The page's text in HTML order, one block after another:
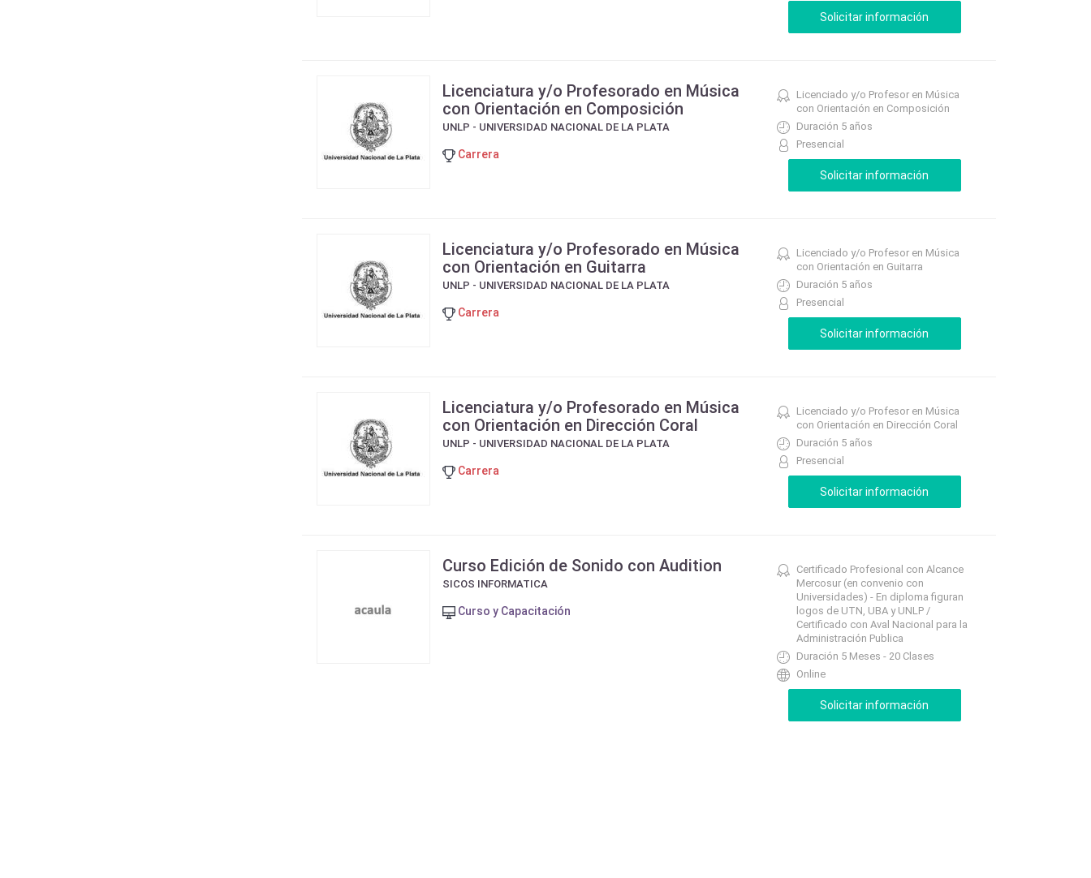
Licenciatura y/o Profesorado en Música
con Orientación en Composición
UNLP - UNIVERSIDAD NACIONAL DE LA PLATA
Carrera
Licenciado y/o Profesor en Música
con Orientación en Composición
Duración 5 años
Presencial
Licenciatura y/o Profesorado en Música
con Orientación en Guitarra
UNLP - UNIVERSIDAD NACIONAL DE LA PLATA
Carrera
Licenciado y/o Profesor en Música
con Orientación en Guitarra
Duración 5 años
Presencial
Licenciatura y/o Profesorado en Música
con Orientación en Dirección Coral
UNLP - UNIVERSIDAD NACIONAL DE LA PLATA
Carrera
Licenciado y/o Profesor en Música
con Orientación en Dirección Coral
Duración 5 años
Presencial
Curso Edición de Sonido con Audition
SICOS INFORMATICA
Curso y Capacitación
Certificado Profesional con Alcance
Mercosur (en convenio con
Universidades) - En diploma figuran
logos de UTN, UBA y UNLP /
Certificado con Aval Nacional para la
Administración Publica
Duración 5 Meses - 20 Clases
Online